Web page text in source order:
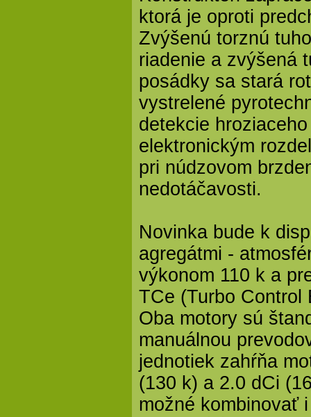
ktorá je oproti
Zvýšenú torznú
riadenie a zvýšená
posádky sa stará
vystrelené
detekcie
elektronickým
pri núdzovom
nedotáčavosti.
Novinka bude k
agregátmi -
výkonom 110 k a
TCe (Turbo Control
Oba motory sú
manuálnou
jednotiek zahŕňa
(130 k) a 2.0 dCi
možné kombinovať